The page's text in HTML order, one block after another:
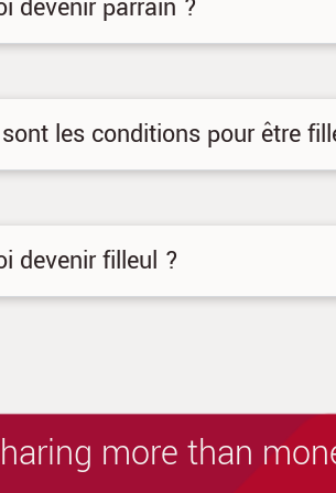
devenir parrain ?
les conditions pour être
devenir filleul ?
more than